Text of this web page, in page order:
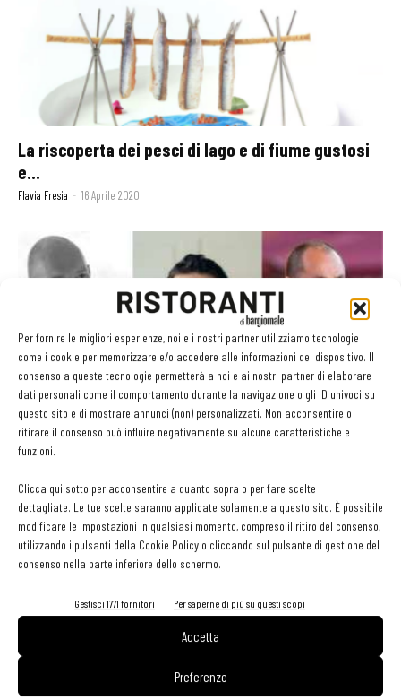
Per fornire le migliori esperienze, noi e i nostri partner utilizziamo tecnologie
come i cookie per memorizzare e/o accedere alle informazioni del dispositivo. Il
consenso a queste tecnologie permetterà a noi e ai nostri partner di elaborare
dati personali come il comportamento durante la navigazione o gli ID univoci su
questo sito e di mostrare annunci (non) personalizzati. Non acconsentire o
ritirare il consenso può influire negativamente su alcune caratteristiche e
funzioni.
Clicca qui sotto per acconsentire a quanto sopra o per fare scelte
dettagliate. Le tue scelte saranno applicate solamente a questo sito. È possibile
modificare le impostazioni in qualsiasi momento, compreso il ritiro del consenso,
utilizzando i pulsanti della Cookie Policy o cliccando sul pulsante di gestione del
consenso nella parte inferiore dello schermo.
Gestisci 1771 fornitori Per saperne di più su questi scopi
Accetta
Preferenze
La riscoperta dei pesci di lago e di fiume gustosi
e...
Flavia Fresia - 16 Aprile 2020
Ghezzi riparte dal Mart, Brunel torna in Trentino,
Ichikawa apre a...
Simone Zeni
GLI ARTICOLI PIÙ LETTI
Sogemi rafforza i servizi per la ristorazione: orario esteso e
tessera gratuita per i professionisti HoReCa
29 Luglio 2026
Aperti per ferie. Buoni indirizzi da Nord a Sud per godersi le
vacanze (o da scorprire se si è in vacanza)